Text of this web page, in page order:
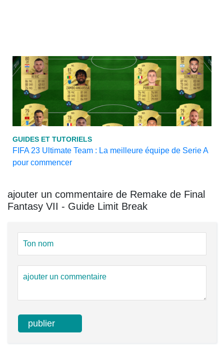
GUIDES ET TUTORIELS
FIFA 23 Ultimate Team : La meilleure équipe de Serie A
pour commencer
ajouter un commentaire de Remake de Final
Fantasy VII - Guide Limit Break